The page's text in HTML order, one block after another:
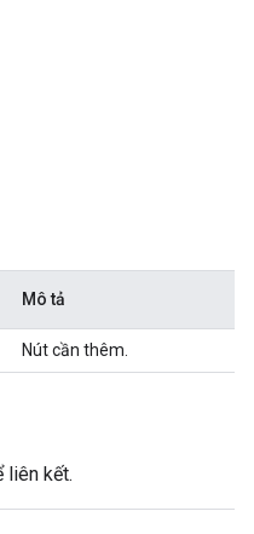
Mô tả
Nút cần thêm.
liên kết.